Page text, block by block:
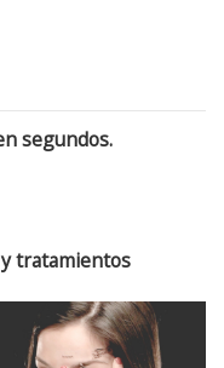
segundos.
tratamientos